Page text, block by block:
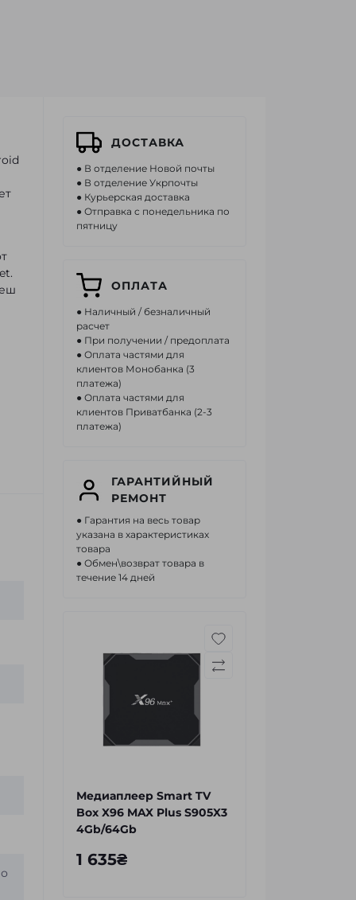
ДОСТАВКА
● В отделение Новой почты
● В отделение Укрпочты
● Курьерская доставка
● Отправка с понедельника по
пятницу
ОПЛАТА
● Наличный / безналичный
расчет
● При получении / предоплата
● Оплата частями для
клиентов Монобанка (3
платежа)
● Оплата частями для
клиентов Приватбанка (2-3
платежа)
ГАРАНТИЙНЫЙ
РЕМОНТ
● Гарантия на весь товар
указана в характеристиках
товара
● Обмен\возврат товара в
течение 14 дней
Медиаплеер Smart TV
Box X96 MAX Plus S905X3
4Gb/64Gb
1 635₴